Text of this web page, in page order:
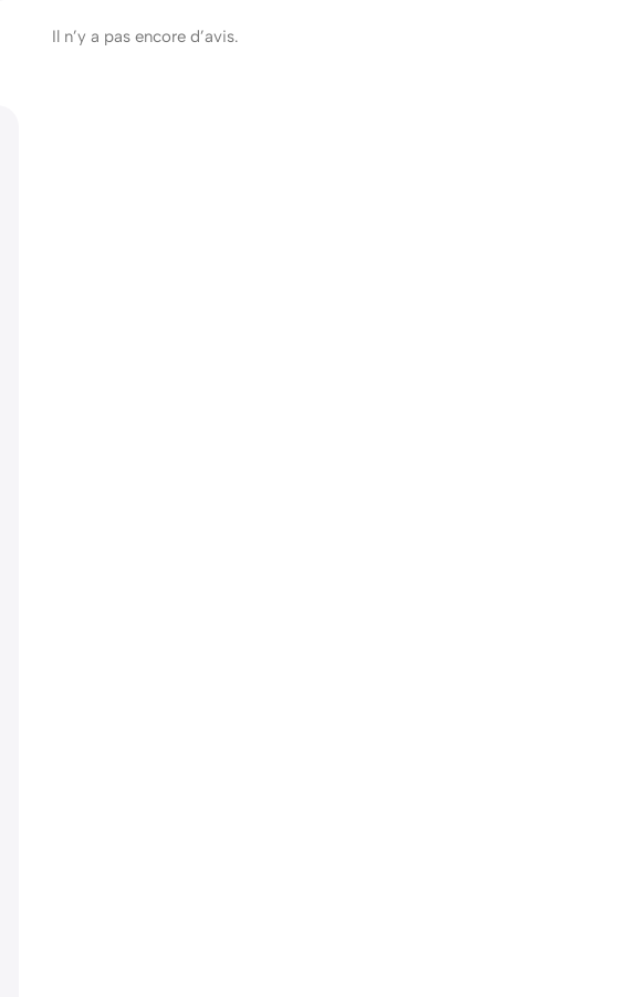
Il n’y a pas encore d’avis.